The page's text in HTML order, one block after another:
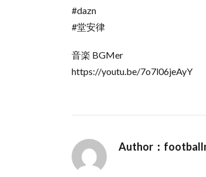
#dazn
#堂安律
音楽 BGMer
https://youtu.be/7o7l06jeAyY
Author：